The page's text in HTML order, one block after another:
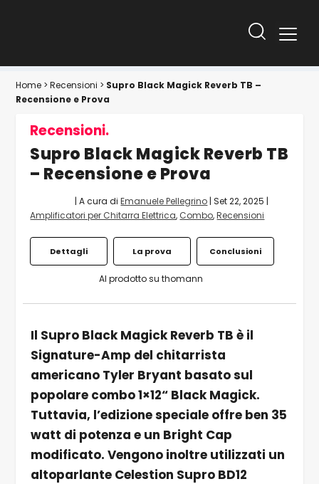
Home >Recensioni > Supro Black Magick Reverb TB –
Recensione e Prova
Recensioni.
Supro Black Magick Reverb TB
– Recensione e Prova
| A cura diEmanuele Pellegrino |Set 22, 2025 |
Amplificatori per Chitarra Elettrica, Combo,Recensioni
Dettagli La prova Conclusioni
Al prodotto su thomann
Il Supro Black Magick Reverb TB è il
Signature-Amp del chitarrista
americano Tyler Bryant basato sul
popolare combo 1×12“ Black Magick.
Tuttavia, l’edizione speciale offre ben 35
watt di potenza e un Bright Cap
modificato. Vengono inoltre utilizzati un
altoparlante Celestion Supro BD12